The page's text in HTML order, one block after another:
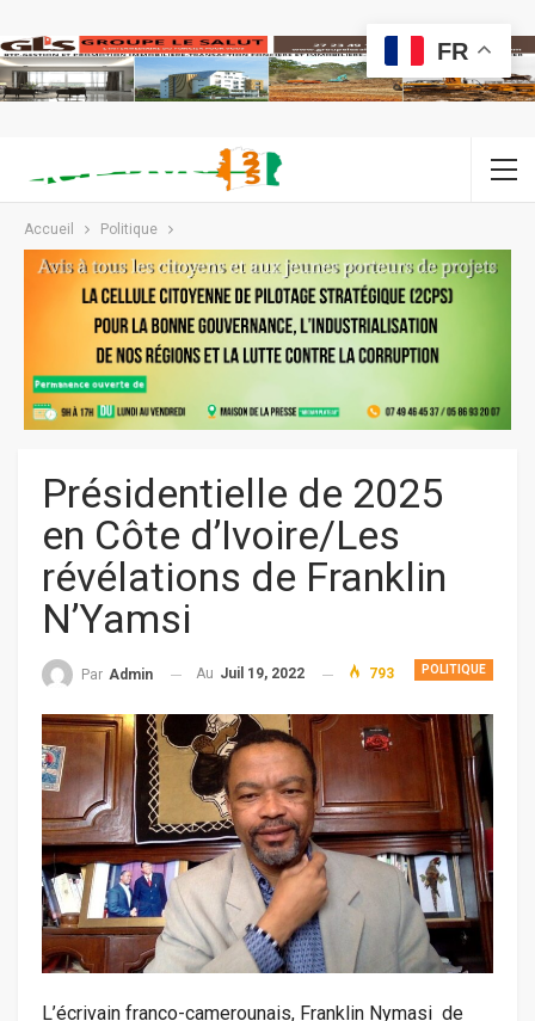
Accueil Politique
Présidentielle de 2025
en Côte d’Ivoire/Les
révélations de Franklin
N’Yamsi
POLITIQUE
Par Admin Au Juil 19, 2022 793
L’écrivain franco-camerounais, Franklin Nymasi de
FR